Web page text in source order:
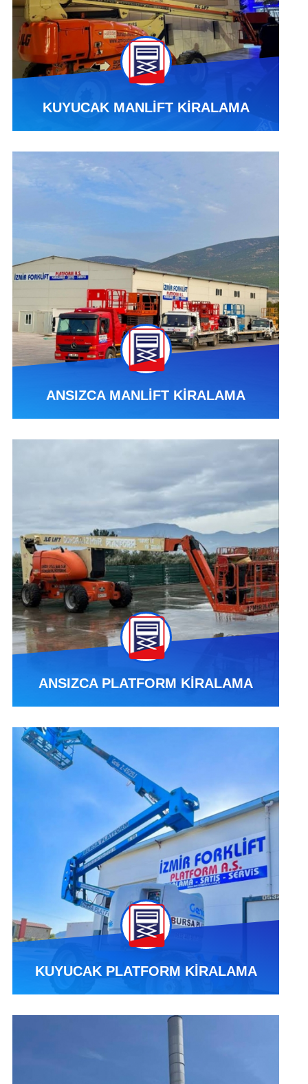
KUYUCAK MANLİFT KİRALAMA
ANSIZCA MANLİFT KİRALAMA
ANSIZCA PLATFORM KİRALAMA
KUYUCAK PLATFORM KİRALAMA